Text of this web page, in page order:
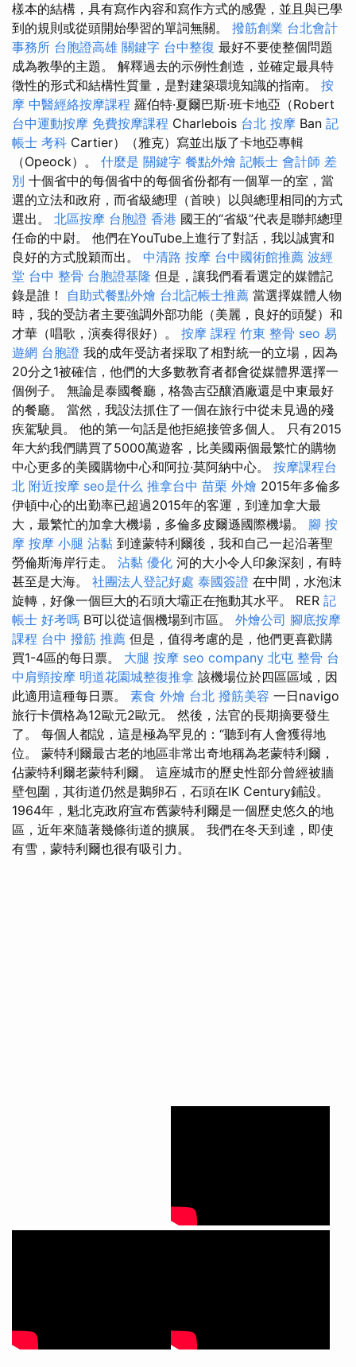
樣本的結構，具有寫作內容和寫作方式的感覺，並且與已學
到的規則或從頭開始學習的單詞無關。 撥筋創業 台北會計
事務所 台胞證高雄 關鍵字 台中整復 最好不要使整個問題
成為教學的主題。 解釋過去的示例性創造，並確定最具特
徵性的形式和結構性質量，是對建築環境知識的指南。 按
摩 中醫經絡按摩課程 羅伯特·夏爾巴斯·班卡地亞（Robert
台中運動按摩 免費按摩課程 Charlebois 台北 按摩 Ban 記
帳士 考科 Cartier）（雅克）寫並出版了卡地亞專輯
（Opeock）。 什麼是 關鍵字 餐點外燴 記帳士 會計師 差
別 十個省中的每個省中的每個省份都有一個單一的室，當
選的立法和政府，而省級總理（首映）以與總理相同的方式
選出。 北區按摩 台胞證 香港 國王的“省級”代表是聯邦總理
任命的中尉。 他們在YouTube上進行了對話，我以誠實和
良好的方式脫穎而出。 中清路 按摩 台中國術館推薦 波經
堂 台中 整骨 台胞證基隆 但是，讓我們看看選定的媒體記
錄是誰！ 自助式餐點外燴 台北記帳士推薦 當選擇媒體人物
時，我的受訪者主要強調外部功能（美麗，良好的頭髮）和
才華（唱歌，演奏得很好）。 按摩 課程 竹東 整骨 seo 易
遊網 台胞證 我的成年受訪者採取了相對統一的立場，因為
20分之1被確信，他們的大多數教育者都會從媒體界選擇一
個例子。 無論是泰國餐廳，格魯吉亞釀酒廠還是中東最好
的餐廳。 當然，我設法抓住了一個在旅行中從未見過的殘
疾駕駛員。 他的第一句話是他拒絕接管多個人。 只有2015
年大約我們購買了5000萬遊客，比美國兩個最繁忙的購物
中心更多的美國購物中心和阿拉·莫阿納中心。 按摩課程台
北 附近按摩 seo是什么 推拿台中 苗栗 外燴 2015年多倫多
伊頓中心的出勤率已超過2015年的客運，到達加拿大最
大，最繁忙的加拿大機場，多倫多皮爾遜國際機場。 腳 按
摩 按摩 小腿 沾黏 到達蒙特利爾後，我和自己一起沿著聖
勞倫斯海岸行走。 沾黏 優化 河的大小令人印象深刻，有時
甚至是大海。 社團法人登記好處 泰國簽證 在中間，水泡沫
旋轉，好像一個巨大的石頭大壩正在拖動其水平。 RER 記
帳士 好考嗎 B可以從這個機場到市區。 外燴公司 腳底按摩
課程 台中 撥筋 推薦 但是，值得考慮的是，他們更喜歡購
買1-4區的每日票。 大腿 按摩 seo company 北屯 整骨 台
中肩頸按摩 明道花園城整復推拿 該機場位於四區區域，因
此適用這種每日票。 素食 外燴 台北 撥筋美容 一日navigo
旅行卡價格為12歐元2歐元。 然後，法官的長期摘要發生
了。 每個人都說，這是極為罕見的：“聽到有人會獲得地
位。 蒙特利爾最古老的地區非常出奇地稱為老蒙特利爾，
佔蒙特利爾老蒙特利爾。 這座城市的歷史性部分曾經被牆
壁包圍，其街道仍然是鵝卵石，石頭在IK Century鋪設。
1964年，魁北克政府宣布舊蒙特利爾是一個歷史悠久的地
區，近年來隨著幾條街道的擴展。 我們在冬天到達，即使
有雪，蒙特利爾也很有吸引力。